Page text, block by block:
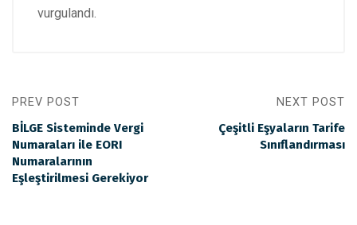
vurgulandı.
PREV POST
BİLGE Sisteminde Vergi
Numaraları ile EORI
Numaralarının
Eşleştirilmesi Gerekiyor
NEXT POST
Çeşitli Eşyaların Tarife
Sınıflandırması